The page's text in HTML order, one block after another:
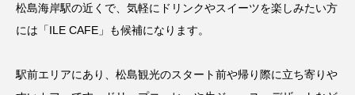
松島海岸駅の近くで、気軽にドリンクやスイーツを楽しみたい方
には「ILE CAFE 」も候補になります。
駅前エリアにあり、松島観光のスタート前や帰り際に立ち寄りや